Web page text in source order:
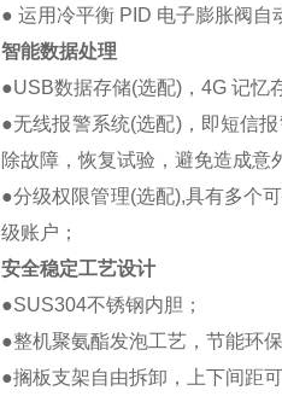
● 运用冷平衡 PID 电子膨胀阀自
智能数据处理
●USB数据存储(选配)，4G 记忆
●无线报警系统(选配)，即短信
除故障，恢复试验，避免造成意
●分级权限管理(选配),具有多个
级账户；
安全稳定工艺设计
●SUS304不锈钢内胆；
●整机聚氨酯发泡工艺，节能环
●搁板支架自由拆卸，上下间距可